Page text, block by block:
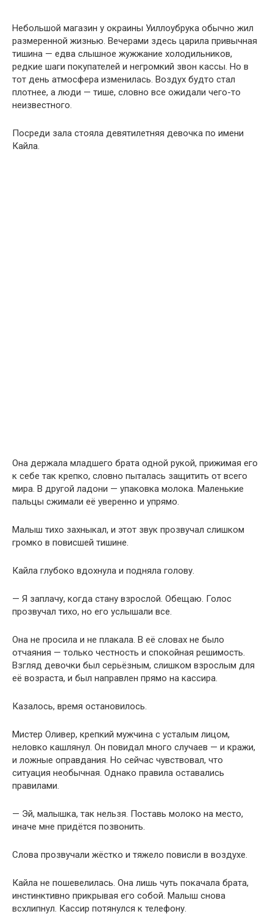
Небольшой магазин у окраины Уиллоубрука обычно жил
размеренной жизнью. Вечерами здесь царила привычная
тишина — едва слышное жужжание холодильников,
редкие шаги покупателей и негромкий звон кассы. Но в
тот день атмосфера изменилась. Воздух будто стал
плотнее, а люди — тише, словно все ожидали чего-то
неизвестного.
Посреди зала стояла девятилетняя девочка по имени
Кайла.
Она держала младшего брата одной рукой, прижимая его
к себе так крепко, словно пыталась защитить от всего
мира. В другой ладони — упаковка молока. Маленькие
пальцы сжимали её уверенно и упрямо.
Малыш тихо захныкал, и этот звук прозвучал слишком
громко в повисшей тишине.
Кайла глубоко вдохнула и подняла голову.
— Я заплачу, когда стану взрослой. Обещаю. Голос
прозвучал тихо, но его услышали все.
Она не просила и не плакала. В её словах не было
отчаяния — только честность и спокойная решимость.
Взгляд девочки был серьёзным, слишком взрослым для
её возраста, и был направлен прямо на кассира.
Казалось, время остановилось.
Мистер Оливер, крепкий мужчина с усталым лицом,
неловко кашлянул. Он повидал много случаев — и кражи,
и ложные оправдания. Но сейчас чувствовал, что
ситуация необычная. Однако правила оставались
правилами.
— Эй, малышка, так нельзя. Поставь молоко на место,
иначе мне придётся позвонить.
Слова прозвучали жёстко и тяжело повисли в воздухе.
Кайла не пошевелилась. Она лишь чуть покачала брата,
инстинктивно прикрывая его собой. Малыш снова
всхлипнул. Кассир потянулся к телефону.